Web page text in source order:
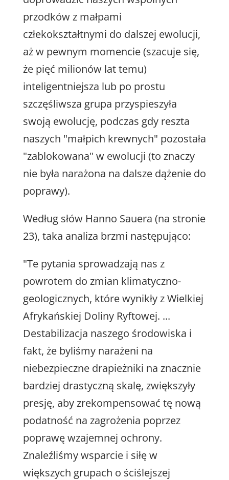
przodków z małpami
człekokształtnymi do dalszej ewolucji,
aż w pewnym momencie (szacuje się,
że pięć milionów lat temu)
inteligentniejsza lub po prostu
szczęśliwsza grupa przyspieszyła
swoją ewolucję, podczas gdy reszta
naszych "małpich krewnych" pozostała
"zablokowana" w ewolucji (to znaczy
nie była narażona na dalsze dążenie do
poprawy).
Według słów Hanno Sauera (na stronie
23), taka analiza brzmi następująco:
"Te pytania sprowadzają nas z
powrotem do zmian klimatyczno-
geologicznych, które wynikły z Wielkiej
Afrykańskiej Doliny Ryftowej. ...
Destabilizacja naszego środowiska i
fakt, że byliśmy narażeni na
niebezpieczne drapieżniki na znacznie
bardziej drastyczną skalę, zwiększyły
presję, aby zrekompensować tę nową
podatność na zagrożenia poprzez
poprawę wzajemnej ochrony.
Znaleźliśmy wsparcie i siłę w
większych grupach o ściślejszej